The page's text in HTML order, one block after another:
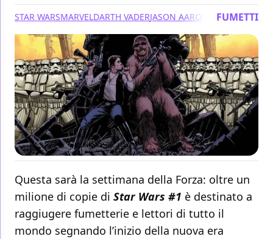
STAR WARSMARVELDARTH VADERJASON AARON JOHN
FUMETTI
Questa sarà la settimana della Forza: oltre un
milione di copie di Star Wars #1 è destinato a
raggiugere fumetterie e lettori di tutto il
mondo segnando l’inizio della nuova era